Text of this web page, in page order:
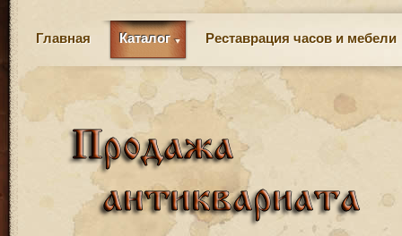
Главная Каталог Реставрация часов и мебели